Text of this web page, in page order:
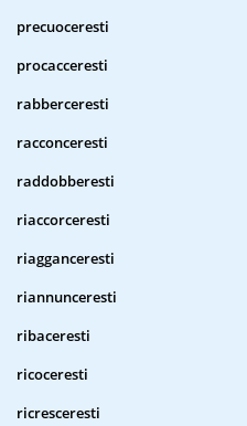
precuoceresti
procacceresti
rabberceresti
racconceresti
raddobberesti
riaccorceresti
riagganceresti
riannunceresti
ribaceresti
ricoceresti
ricresceresti